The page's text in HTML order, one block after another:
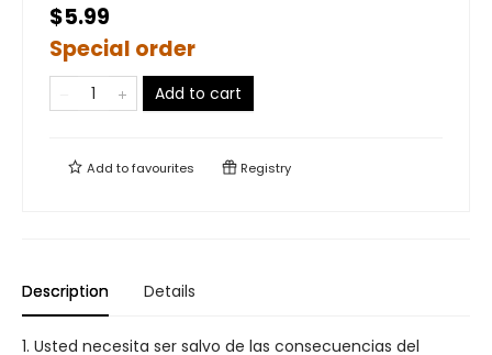
$5.99
Special order
Add to cart
Add tofavourites Registry
Description Details
1. Usted necesita ser salvo de las consecuencias del